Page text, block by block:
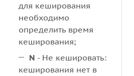
для кеширования
необходимо
определить время
кеширования;
N - Не кешировать:
кеширования нет в